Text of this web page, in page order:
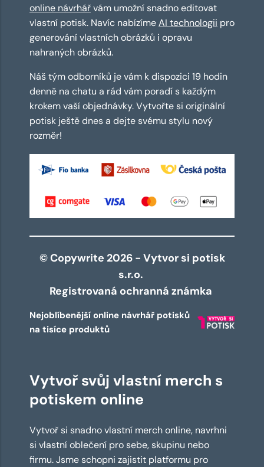
online návrhářvám umožní snadno editovat
vlastní potisk. Navíc nabízímeAI technologii pro
generování vlastních obrázků i opravu
nahraných obrázků.
Náš tým odborníků je vám k dispozici 19 hodin
denně na chatu a rád vám poradí s každým
krokem vaší objednávky. Vytvořte si originální
potisk ještě dnes a dejte svému stylu nový
rozměr!
© Copywrite 2026 - Vytvor si potisk
s.r.o.
Registrovaná ochranná známka
Nejoblíbenější online návrhář potisků
na tisíce produktů
Vytvoř svůj vlastní merch s
potiskem online
Vytvoř si snadno vlastní merch online, navrhni
si vlastní oblečení pro sebe, skupinu nebo
firmu. Jsme schopni zajistit platformu pro